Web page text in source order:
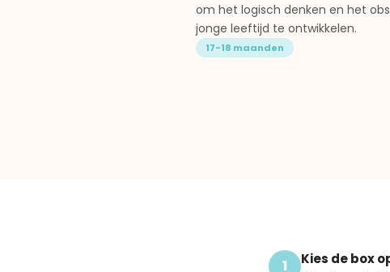
om het logisch denken en het
jonge leeftijd te ontwikkelen.
17-18 maanden
1 Kies de box